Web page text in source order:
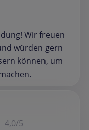
Wir freuen
würden gern
können, um
4,0/5